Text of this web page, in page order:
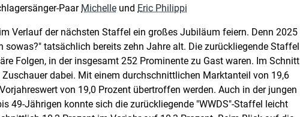
Paar Michelle und Eric Philippi
Verlauf der nächsten Staffel ein großes Jubiläum feiern. Denn 2025
sowas?" tatsächlich bereits zehn Jahre alt. Die zurückliegende Staffel
Folgen, in der insgesamt 252 Prominente zu Gast waren. Im Schnitt
dabei. Mit einem durchschnittlichen Marktanteil von 19,6
von 19,0 Prozent übertroffen werden. Auch in der jungen
49-Jährigen konnte sich die zurückliegende "WWDS"-Staffel leicht